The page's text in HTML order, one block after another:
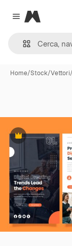
Close menu
Magnific
Home/Stock/Vettori/
Premium